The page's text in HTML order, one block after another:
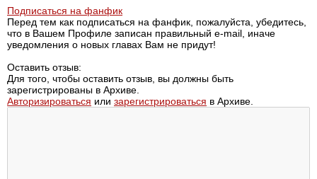
Подписаться на фанфик
Перед тем как подписаться на фанфик, пожалуйста, убедитесь,
что в Вашем Профиле записан правильный e-mail, иначе
уведомления о новых главах Вам не придут!
Оставить отзыв:
Для того, чтобы оставить отзыв, вы должны быть
зарегистрированы в Архиве.
Авторизироваться или зарегистрироваться в Архиве.